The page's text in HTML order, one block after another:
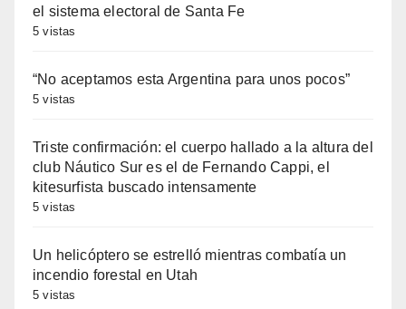
el sistema electoral de Santa Fe
5 vistas
“No aceptamos esta Argentina para unos pocos”
5 vistas
Triste confirmación: el cuerpo hallado a la altura del
club Náutico Sur es el de Fernando Cappi, el
kitesurfista buscado intensamente
5 vistas
Un helicóptero se estrelló mientras combatía un
incendio forestal en Utah
5 vistas